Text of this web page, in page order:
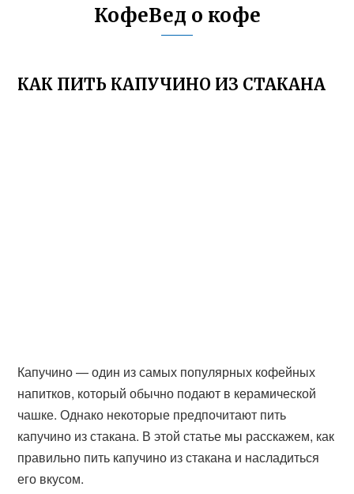
КофеВед о кофе
КАК ПИТЬ КАПУЧИНО ИЗ СТАКАНА
Капучино — один из самых популярных кофейных
напитков, который обычно подают в керамической
чашке. Однако некоторые предпочитают пить
капучино из стакана. В этой статье мы расскажем, как
правильно пить капучино из стакана и насладиться
его вкусом.